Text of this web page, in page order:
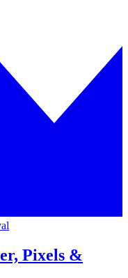
Pixels &